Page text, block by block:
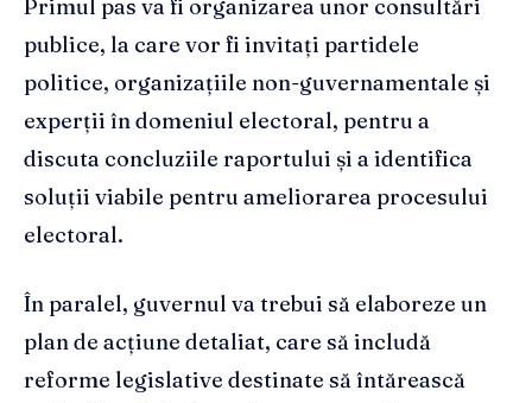
Primul pas va fi organizarea unor consultări
publice, la care vor fi invitați partidele
politice, organizațiile non-guvernamentale și
experții în domeniul electoral, pentru a
discuta concluziile raportului și a identifica
soluții viabile pentru ameliorarea procesului
electoral.
În paralel, guvernul va trebui să elaboreze un
plan de acțiune detaliat, care să includă
reforme legislative destinate să întărească